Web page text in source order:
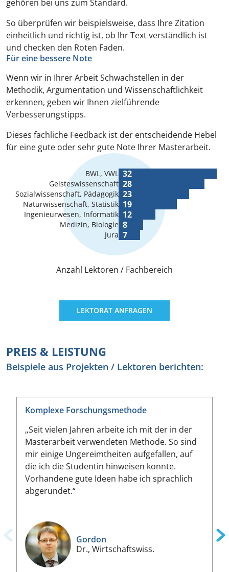
gehören bei uns zum Standard.
So überprüfen wir beispielsweise, dass Ihre Zitation
einheitlich und richtig ist, ob Ihr Text verständlich ist
und checken den Roten Faden.
Für eine bessere Note
Wenn wir in Ihrer Arbeit Schwachstellen in der
Methodik, Argumentation und Wissenschaftlichkeit
erkennen, geben wir Ihnen zielführende
Verbesserungstipps.
Dieses fachliche Feedback ist der entscheidende Hebel
für eine gute oder sehr gute Note Ihrer Masterarbeit.
BWL, VWL 32
Geisteswissenschaft 28
Sozialwissenschaft, Pädagogik 23
Naturwissenschaft, Statistik 19
Ingenieurwesen, Informatik 12
Medizin, Biologie 8
Jura 7
Anzahl Lektoren / Fachbereich
LEKTORAT ANFRAGEN
PREIS & LEISTUNG
Beispiele aus Projekten / Lektoren berichten:
Komplexe Forschungsmethode
„Seit vielen Jahren arbeite ich mit der in der
Masterarbeit verwendeten Methode. So sind
mir einige Ungereimtheiten aufgefallen, auf
die ich die Studentin hinweisen konnte.
Vorhandene gute Ideen habe ich sprachlich
abgerundet.“
Gordon
Dr., Wirtschaftswiss.